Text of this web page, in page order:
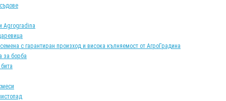
Agrogradina
с гарантиран произход и висока кълняемост от АгроГрадина
за борба